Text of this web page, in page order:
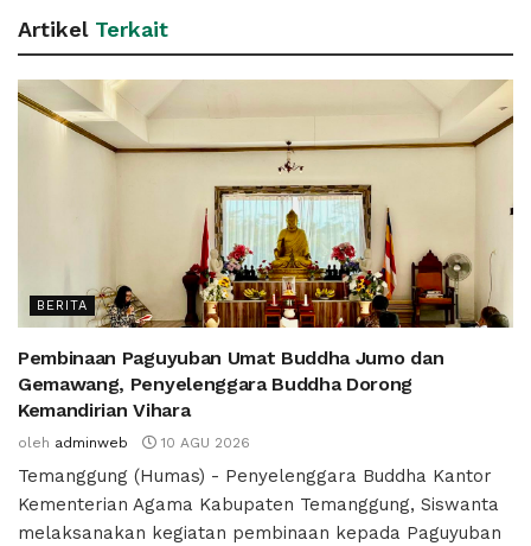
Artikel Terkait
BERITA
Pembinaan Paguyuban Umat Buddha Jumo dan
Gemawang, Penyelenggara Buddha Dorong
Kemandirian Vihara
oleh adminweb 10 AGU 2026
Temanggung (Humas) - Penyelenggara Buddha Kantor
Kementerian Agama Kabupaten Temanggung, Siswanta
melaksanakan kegiatan pembinaan kepada Paguyuban